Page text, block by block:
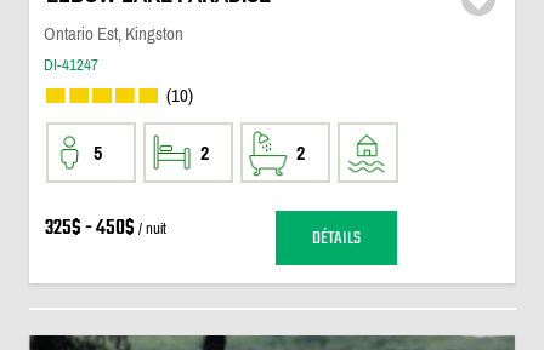
Ontario Est, Kingston
DI-41247
(10)
5 2 2
325$ - 450$ / nuit DÉTAILS